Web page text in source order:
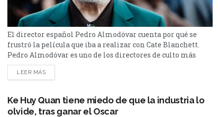
El director español Pedro Almodóvar cuenta por qué se
frustró la película que iba a realizar con Cate Blanchett.
Pedro Almodóvar es uno de los directores de culto más
activos de este momento. Se encuentra en el Festival de
Cannes a punto de presentar su mediometraje Extraña
y Pedro Pascal. Pero,...
LEER MÁS
Ke Huy Quan tiene miedo de que la industria lo
olvide, tras ganar el Oscar